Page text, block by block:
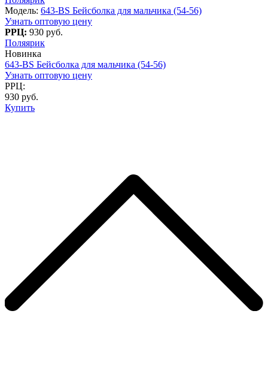
Модель: 643-BS Бейсболка для мальчика (54-56)
Узнать оптовую цену
РРЦ: 930 руб.
Поляярик
Новинка
643-BS Бейсболка для мальчика (54-56)
Узнать оптовую цену
РРЦ:
930 руб.
Купить